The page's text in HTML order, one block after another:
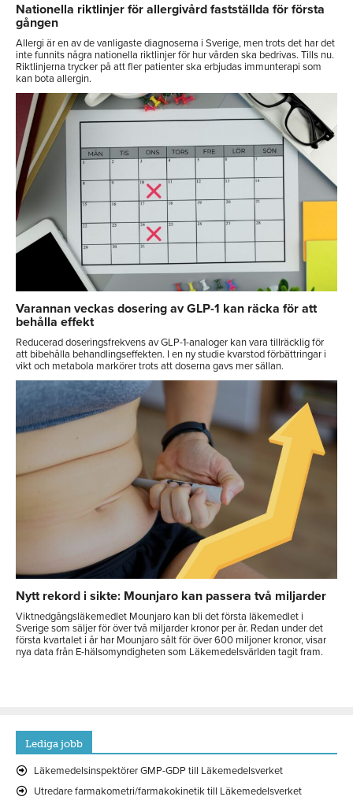
Nationella riktlinjer för allergivård fastställda för första
gången
Allergi är en av de vanligaste diagnoserna i Sverige, men trots det har det
inte funnits några nationella riktlinjer för hur vården ska bedrivas. Tills nu.
Riktlinjerna trycker på att fler patienter ska erbjudas immunterapi som
kan bota allergin.
Varannan veckas dosering av GLP-1 kan räcka för att
behålla effekt
Reducerad doseringsfrekvens av GLP-1-analoger kan vara tillräcklig för
att bibehålla behandlingseffekten. I en ny studie kvarstod förbättringar i
vikt och metabola markörer trots att doserna gavs mer sällan.
Nytt rekord i sikte: Mounjaro kan passera två miljarder
Viktnedgångsläkemedlet Mounjaro kan bli det första läkemedlet i
Sverige som säljer för över två miljarder kronor per år. Redan under det
första kvartalet i år har Mounjaro sålt för över 600 miljoner kronor, visar
nya data från E-hälsomyndigheten som Läkemedelsvärlden tagit fram.
Lediga jobb
Läkemedelsinspektörer GMP-GDP till Läkemedelsverket
Utredare farmakometri/farmakokinetik till Läkemedelsverket